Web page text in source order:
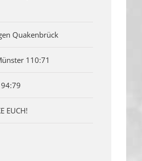
Quakenbrück
110:71
EUCH!